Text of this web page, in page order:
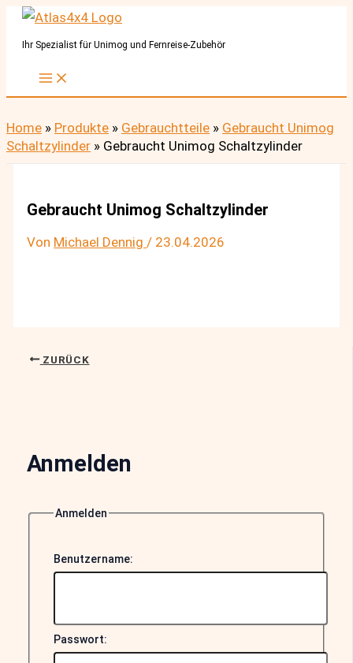
Zum
InhaltIhr Spezialist für Unimog und Fernreise-Zubehör
Home » Produkte » Gebrauchtteile » Gebraucht Unimog
Schaltzylinder » Gebraucht Unimog Schaltzylinder
Gebraucht Unimog Schaltzylinder
Von Michael Dennig/ 23.04.2026
ZURÜCK
Anmelden
Anmelden
Benutzername:
Passwort: